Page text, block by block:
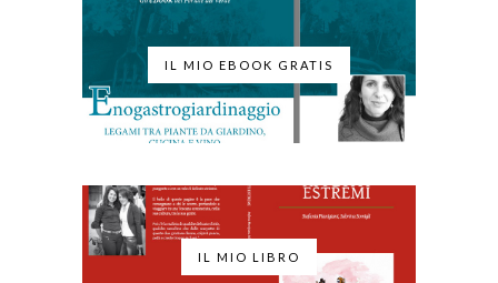
IL MIO EBOOK GRATIS
IL MIO LIBRO